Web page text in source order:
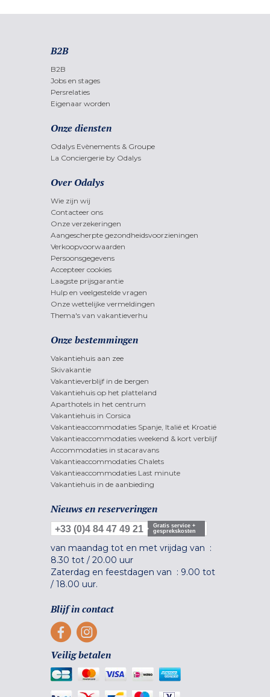
B2B
B2B
Jobs en stages
Persrelaties
Eigenaar worden
Onze diensten
Odalys Evènements & Groupe
La Conciergerie by Odalys
Over Odalys
Wie zijn wij
Contacteer ons
Onze verzekeringen
Aangescherpte gezondheidsvoorzieningen
Verkoopvoorwaarden
Persoonsgegevens
Accepteer cookies
Laagste prijsgarantie
Hulp en veelgestelde vragen
Onze wettelijke vermeldingen
Thema's van vakantieverhu
Onze bestemmingen
Vakantiehuis aan zee
Skivakantie
Vakantieverblijf in de bergen
Vakantiehuis op het platteland
Aparthotels in het centrum
Vakantiehuis in Corsica
Vakantieaccommodaties Spanje, Italië et Kroatië
Vakantieaccommodaties weekend & kort verblijf
Accommodaties in stacaravans
Vakantieaccommodaties Chalets
Vakantieaccommodaties Last minute
Vakantiehuis in de aanbieding
Nieuws en reserveringen
+33 (0)4 84 47 49 21
Gratis service +
gesprekskosten
van maandag tot en met vrijdag van :
8.30 tot / 20.00 uur
Zaterdag en feestdagen van : 9.00 tot
/ 18.00 uur.
Blijf in contact
Veilig betalen